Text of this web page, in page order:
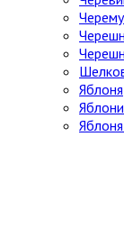
Яблоня